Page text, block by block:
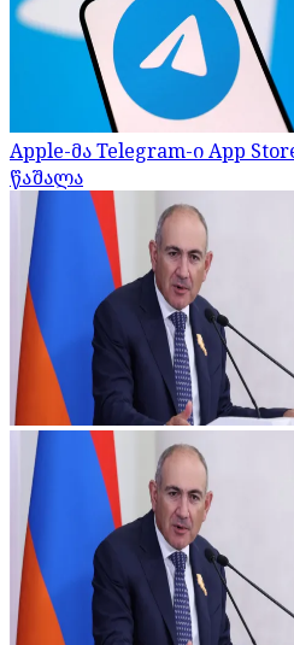
Apple-მა Telegram-ი App
წაშალა